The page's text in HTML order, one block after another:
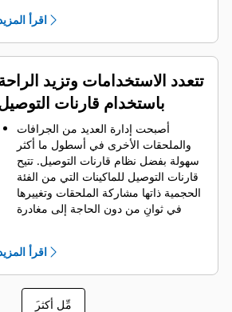
يمكنك حماية أهم المناطق التي تتعرض
للتآكل المفرط في الجرافة باستخدام
أدوات التعشيق الأرضية (GET) من Cat .
‏‫تحافظ واقيات القضبان الجانبية والقواطع
الجانبية على أجزاء الجرافة التي تحتك
بالمواد وتخترقها بأكبر قدر.
يمكنك خفض تكاليف الصيانة باختيار
أدوات التعشيق الأرضية (GET) المناسبة
لجرافتك وتطبيقاتك.
تتوفر خيارات متنوعة من أطراف
الجرافات بما يتناسب مع تطبيقاتك.‬ سواء
كنت بحاجة إلى تنظيف الأرض وتسويتها أو
الحفر في المواد الصلبة الكاشطة، ستجد
لدينا الطرف المناسب.
اقرأ
تتعدد الاستخدامات وتزيد
باستخدام قارنات
أصبحت إدارة العديد من الجرافات
والملحقات الأخرى في أسطول ما أكثر
سهولة بفضل نظام قارنات التوصيل. ‏‫تتيح
قارنات التوصيل للماكينات التي من الفئة
الحجمية ذاتها مشاركة الملحقات وتغييرها
في ثوانٍ من دون الحاجة إلى مغادرة
كما أن الجرافات التي يمكن تثبيتها
مباشرة بالماكينة بمسامير تتوافق مع
قارنات التوصيل ذات مسمار الإمساك من
Cat®‎، باستثناء الجرافات ذات مسمار
الإمساك من الفئة Performance.‬ ‏‫تحتوي
اقرأ
َمِّل أكثر